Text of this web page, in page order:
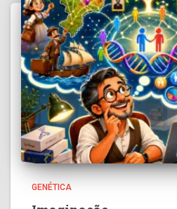
GENÉTICA